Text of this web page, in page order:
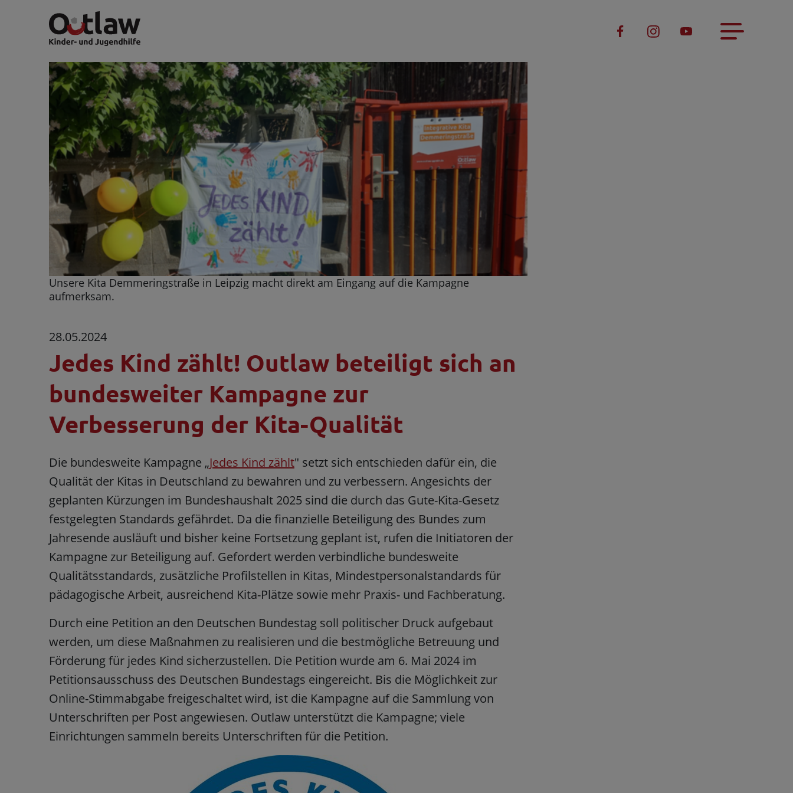
Unsere Kita Demmeringstraße in Leipzig macht direkt am Eingang auf die Kampagne
aufmerksam.
28.05.2024
Jedes Kind zählt! Outlaw beteiligt sich an
bundesweiter Kampagne zur
Verbesserung der Kita-Qualität
Die bundesweite Kampagne „Jedes Kind zählt" setzt sich entschieden dafür ein, die
Qualität der Kitas in Deutschland zu bewahren und zu verbessern. Angesichts der
geplanten Kürzungen im Bundeshaushalt 2025 sind die durch das Gute-Kita-Gesetz
festgelegten Standards gefährdet. Da die finanzielle Beteiligung des Bundes zum
Jahresende ausläuft und bisher keine Fortsetzung geplant ist, rufen die Initiatoren der
Kampagne zur Beteiligung auf. Gefordert werden verbindliche bundesweite
Qualitätsstandards, zusätzliche Profilstellen in Kitas, Mindestpersonalstandards für
pädagogische Arbeit, ausreichend Kita-Plätze sowie mehr Praxis- und Fachberatung.
Durch eine Petition an den Deutschen Bundestag soll politischer Druck aufgebaut
werden, um diese Maßnahmen zu realisieren und die bestmögliche Betreuung und
Förderung für jedes Kind sicherzustellen. Die Petition wurde am 6. Mai 2024 im
Petitionsausschuss des Deutschen Bundestags eingereicht. Bis die Möglichkeit zur
Online-Stimmabgabe freigeschaltet wird, ist die Kampagne auf die Sammlung von
Unterschriften per Post angewiesen. Outlaw unterstützt die Kampagne; viele
Einrichtungen sammeln bereits Unterschriften für die Petition.